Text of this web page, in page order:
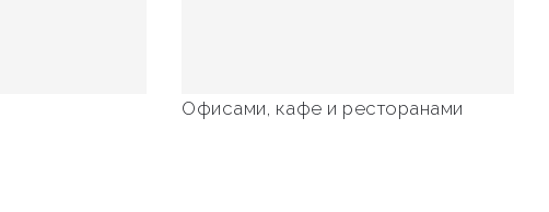
Офисами, кафе и ресторанами